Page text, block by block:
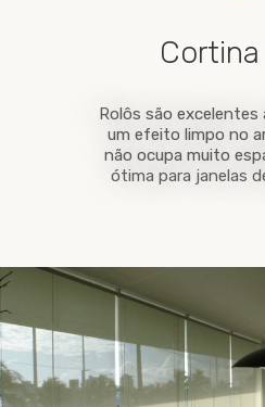
Rolôs são
um efeito limpo no
não ocupa muito
ótima para janelas